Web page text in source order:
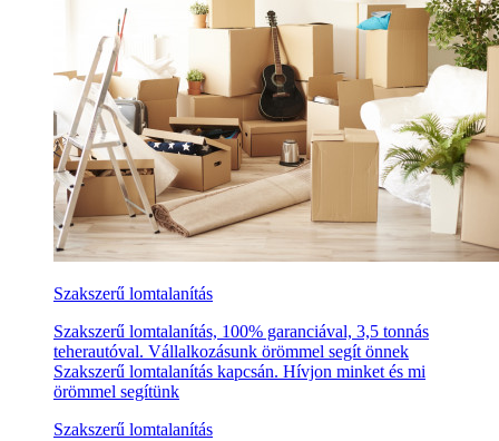
Szakszerű lomtalanítás
Szakszerű lomtalanítás, 100% garanciával, 3,5 tonnás
teherautóval. Vállalkozásunk örömmel segít önnek
Szakszerű lomtalanítás kapcsán. Hívjon minket és mi
örömmel segítünk
Szakszerű lomtalanítás